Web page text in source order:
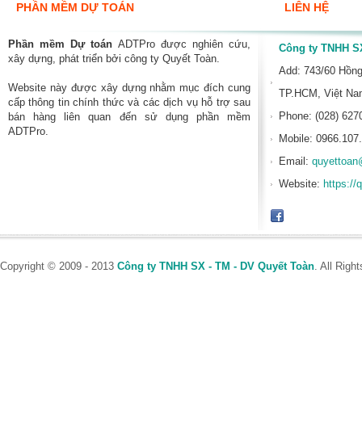
PHẦN MỀM DỰ TOÁN
Phần mềm Dự toán ADTPro được nghiên cứu,
xây dựng, phát triển bởi công ty Quyết Toàn.
Website này được xây dựng nhằm mục đích cung
cấp thông tin chính thức và các dịch vụ hỗ trợ sau
bán hàng liên quan đến sử dụng phần mềm
ADTPro.
LIÊN HỆ
Công ty TNHH
Add: 743/60
TP.HCM, Việt
Phone: (028)
Mobile:
Email:
Website: https://
Copyright © 2009 - 2013 Công ty TNHH SX - TM - DV Quyết Toàn. All